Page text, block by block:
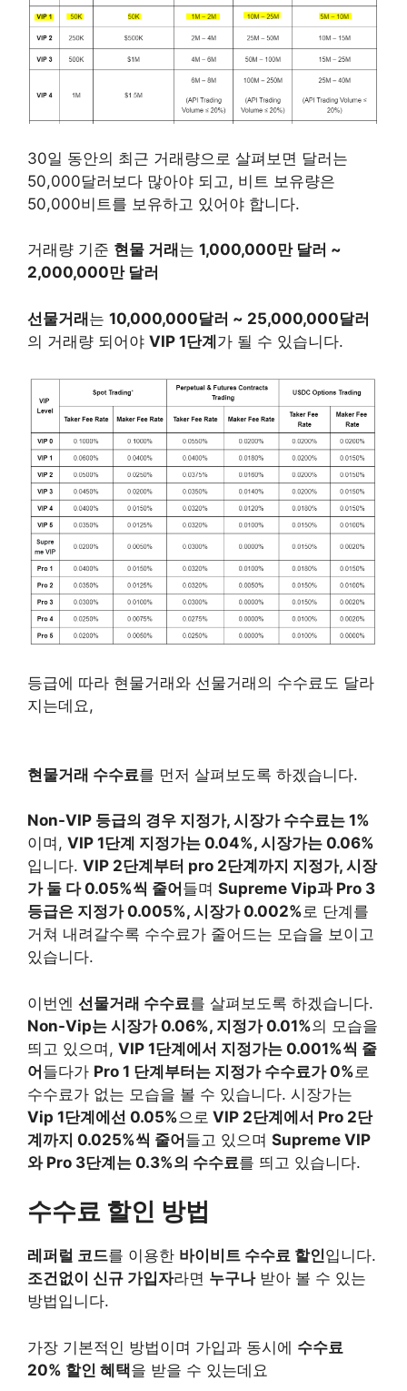
30일 동안의 최근 거래량으로 살펴보면 달러는
50,000달러보다 많아야 되고, 비트 보유량은
50,000비트를 보유하고 있어야 합니다.
거래량 기준 현물 거래 는 1,000,000만 달러 ~
2,000,000만 달러
선물거래는 10,000,000달러 ~ 25,000,000달러
의 거래량 되어야 VIP 1단계가 될 수 있습니다.
등급에 따라 현물거래와 선물거래의 수수료도 달라
지는데요,
현물거래 수수료를 먼저 살펴보도록 하겠습니다.
Non-VIP 등급의 경우 지정가, 시장가 수수료는 1%
이며, VIP 1단계 지정가는 0.04%, 시장가는 0.06%
입니다. VIP 2단계부터 pro 2단계까지 지정가, 시장
가 둘 다 0.05%씩 줄어 들며 Supreme Vip과 Pro 3
등급은 지정가 0.005%, 시장가 0.002%로 단계를
거쳐 내려갈수록 수수료가 줄어드는 모습을 보이고
있습니다.
이번엔 선물거래 수수료를 살펴보도록 하겠습니다.
Non-Vip는 시장가 0.06%, 지정가 0.01%의 모습을
띄고 있으며, VIP 1단계에서 지정가는 0.001%씩 줄
어들다가 Pro 1 단계부터는 지정가 수수료가 0% 로
수수료가 없는 모습을 볼 수 있습니다. 시장가는
Vip 1단계에선 0.05%으로 VIP 2단계에서 Pro 2단
계까지 0.025%씩 줄어들고 있으며 Supreme VIP
와 Pro 3단계는 0.3%의 수수료를 띄고 있습니다.
수수료 할인 방법
레퍼럴 코드를 이용한 바이비트 수수료 할인입니다.
조건없이 신규 가입자라면 누구나받아 볼 수 있는
방법입니다.
가장 기본적인 방법이며 가입과 동시에 수수료
20% 할인 혜택을 받을 수 있는데요